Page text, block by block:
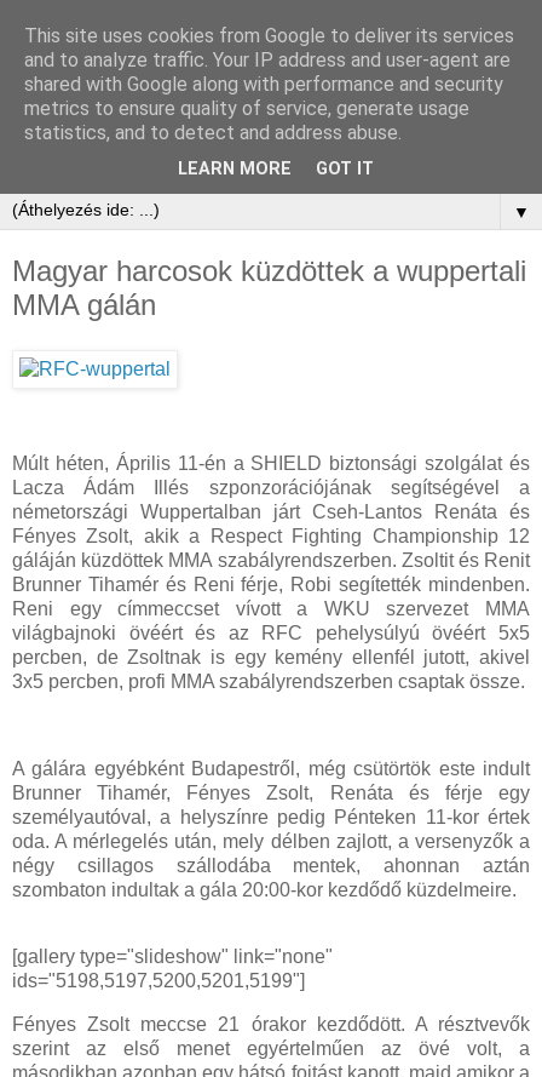
▼
Magyar harcosok küzdöttek a wuppertali
MMA gálán
Múlt héten, Április 11-én a SHIELD biztonsági szolgálat és
Lacza Ádám Illés szponzorációjának segítségével a
németországi Wuppertalban járt Cseh-Lantos Renáta és
Fényes Zsolt, akik a Respect Fighting Championship 12
gáláján küzdöttek MMA szabályrendszerben. Zsoltit és Renit
Brunner Tihamér és Reni férje, Robi segítették mindenben.
Reni egy címmeccset vívott a WKU szervezet MMA
világbajnoki övéért és az RFC pehelysúlyú övéért 5x5
percben, de Zsoltnak is egy kemény ellenfél jutott, akivel
3x5 percben, profi MMA szabályrendszerben csaptak össze.
A gálára egyébként Budapestről, még csütörtök este indult
Brunner Tihamér, Fényes Zsolt, Renáta és férje egy
személyautóval, a helyszínre pedig Pénteken 11-kor értek
oda. A mérlegelés után, mely délben zajlott, a versenyzők a
négy csillagos szállodába mentek, ahonnan aztán
szombaton indultak a gála 20:00-kor kezdődő küzdelmeire.
[gallery type="slideshow" link="none"
ids="5198,5197,5200,5201,5199"]
Fényes Zsolt meccse 21 órakor kezdődött. A résztvevők
szerint az első menet egyértelműen az övé volt, a
This site uses cookies from Google to deliver its services
and to analyze traffic. Your IP address and user-agent are
shared with Google along with performance and security
metrics to ensure quality of service, generate usage
statistics, and to detect and address abuse.
LEARN MORE GOT IT